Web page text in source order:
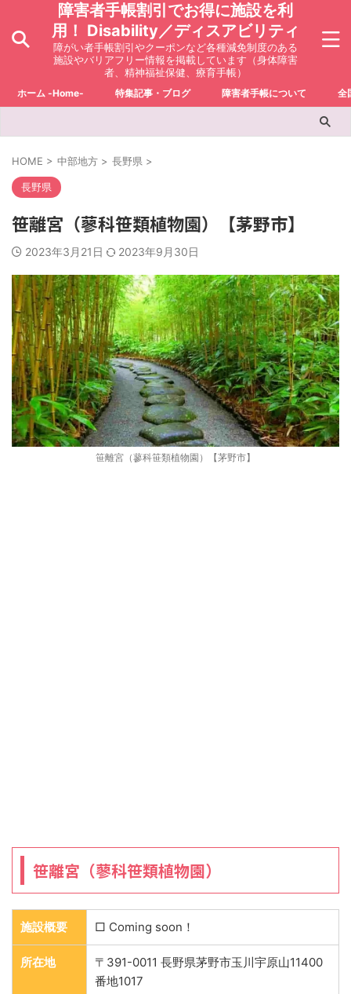
障害者手帳割引でお得に施設を利
用！ Disability／ディスアビリティ
障がい者手帳割引やクーポンなど各種減免制度のある
施設やバリアフリー情報を掲載しています（身体障害
者、精神福祉保健、療育手帳）
ホーム -Home- 特集記事・ブログ 障害者手帳について 全
HOME > 中部地方 > 長野県 >
長野県
笹離宮（蓼科笹類植物園）【茅野市】
2023年3月21日 2023年9月30日
笹離宮（蓼科笹類植物園）【茅野市】
笹離宮（蓼科笹類植物園）
施設概要 □ Coming soon！
所在地
〒391-0011 長野県茅野市玉川宇原山11400
番地1017